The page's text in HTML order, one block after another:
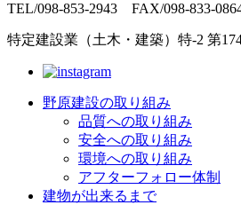
TEL/098-853-2943 FAX/098-833-
特定建設業（土木・建築）特-2 第
野原建設の取り組み
品質への取り組み
安全への取り組み
環境への取り組み
アフターフォロー体制
建物が出来るまで